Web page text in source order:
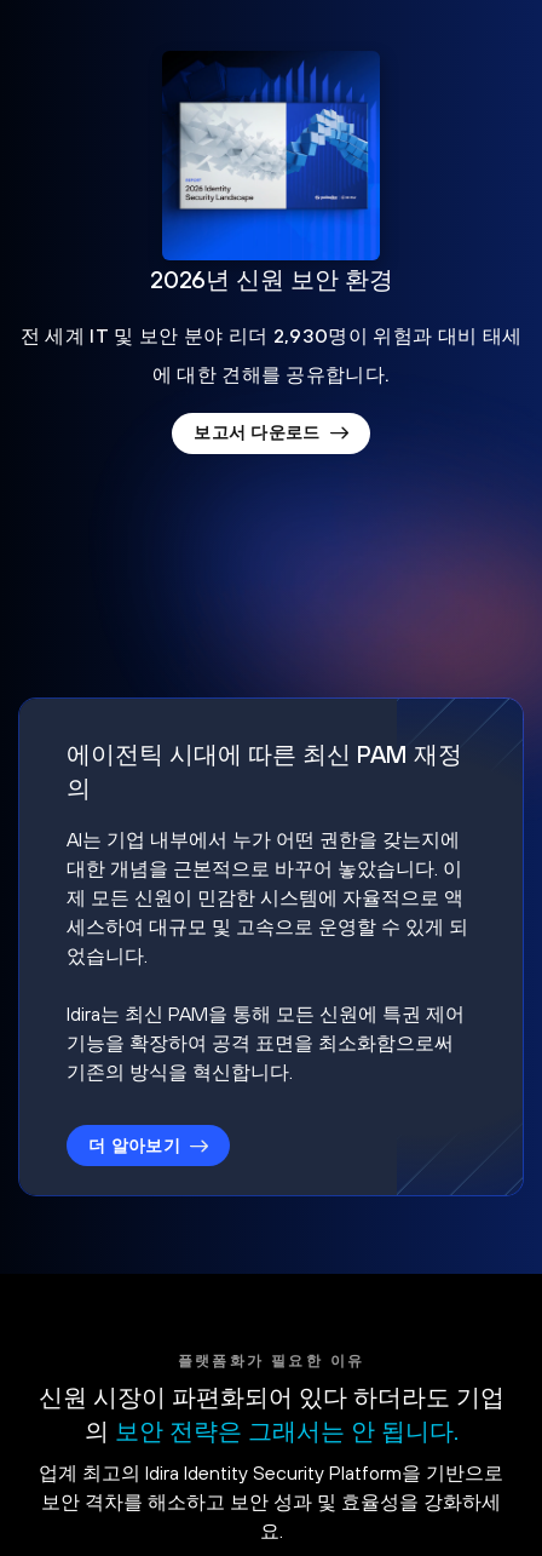
2026년 신원 보안 환경
전 세계 IT 및 보안 분야 리더 2,930명이 위험과 대비 태세
에 대한 견해를 공유합니다.
보고서 다운로드
에이전틱 시대에 따른 최신 PAM 재정
의
AI는 기업 내부에서 누가 어떤 권한을 갖는지에
대한 개념을 근본적으로 바꾸어 놓았습니다. 이
제 모든 신원이 민감한 시스템에 자율적으로 액
세스하여 대규모 및 고속으로 운영할 수 있게 되
었습니다.
Idira는 최신 PAM을 통해 모든 신원에 특권 제어
기능을 확장하여 공격 표면을 최소화함으로써
기존의 방식을 혁신합니다.
더 알아보기
플랫폼화가 필요한 이유
신원 시장이 파편화되어 있다 하더라도 기업
의 보안 전략은 그래서는 안 됩니다.
업계 최고의 Idira Identity Security Platform을 기반으로
보안 격차를 해소하고 보안 성과 및 효율성을 강화하세
요.